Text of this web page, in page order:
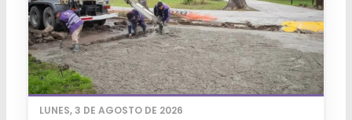
LUNES, 3 DE AGOSTO DE 2026